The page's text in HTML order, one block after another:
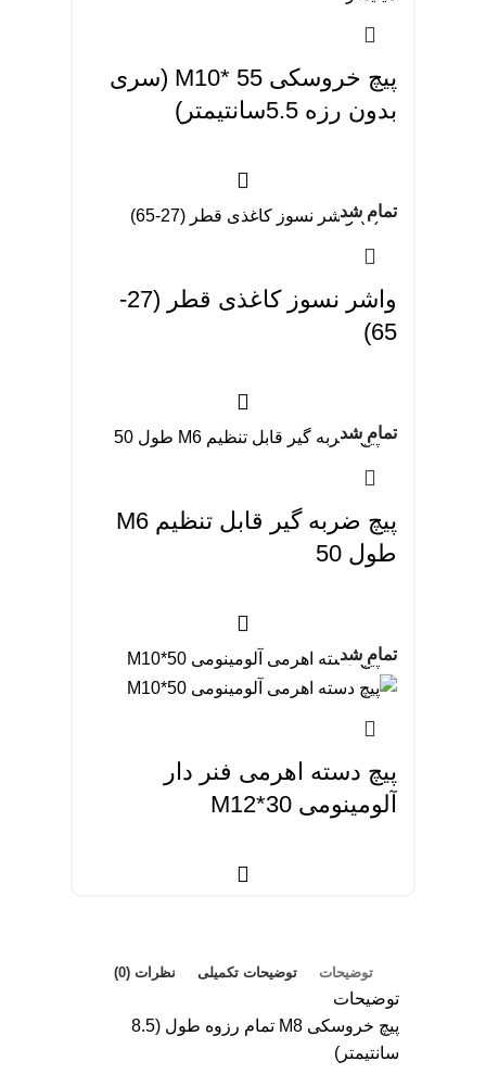
پیچ خروسکی M10* 55 (سری
بدون رزه 5.5سانتیمتر)
تمام شد
واشر نسوز کاغذی قطر (27-
65)
تمام شد
پیچ ضربه گیر قابل تنظیم M6
طول 50
تمام شد
پیچ دسته اهرمی فنر دار
آلومینومی M12*30
توضیحات توضیحات تکمیلی نظرات (0)
توضیحات
پیچ خروسکی M8 تمام رزوه طول (8.5
سانتیمتر)